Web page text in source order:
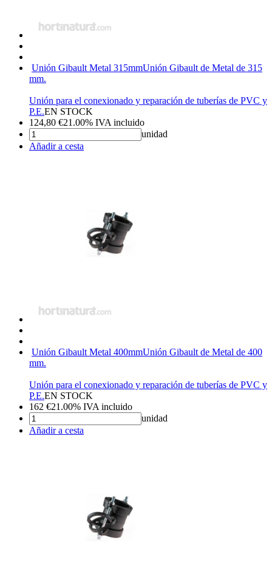
Unión Gibault Metal 315mmUnión Gibault de Metal de 315
mm.
Unión para el conexionado y reparación de tuberías de PVC y
P.E.EN STOCK
124,80 €21.00% IVA incluido
unidad
Añadir a cesta
Unión Gibault Metal 400mmUnión Gibault de Metal de 400
mm.
Unión para el conexionado y reparación de tuberías de PVC y
P.E.EN STOCK
162 €21.00% IVA incluido
unidad
Añadir a cesta